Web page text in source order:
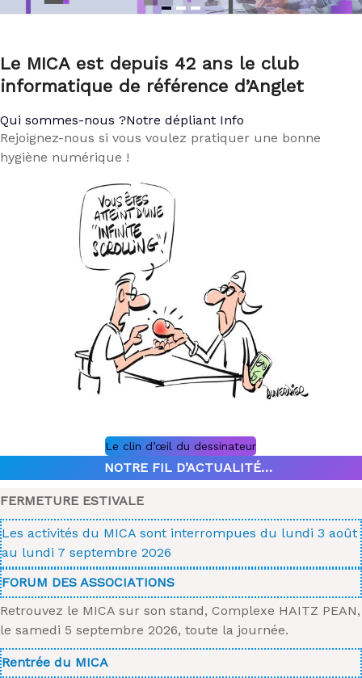
Le MICA est depuis 42 ans le club
informatique de référence d’Anglet
Qui sommes-nous ?Notre dépliant Info
Rejoignez-nous si vous voulez pratiquer une bonne
hygiène numérique !
Le clin d’œil du dessinateur
NOTRE FIL D’ACTUALITÉ…
FERMETURE ESTIVALE
Les activités du MICA sont interrompues du lundi 3 août
au lundi 7 septembre 2026
FORUM DES ASSOCIATIONS
Retrouvez le MICA sur son stand, Complexe HAITZ PEAN,
le samedi 5 septembre 2026, toute la journée.
Rentrée du MICA